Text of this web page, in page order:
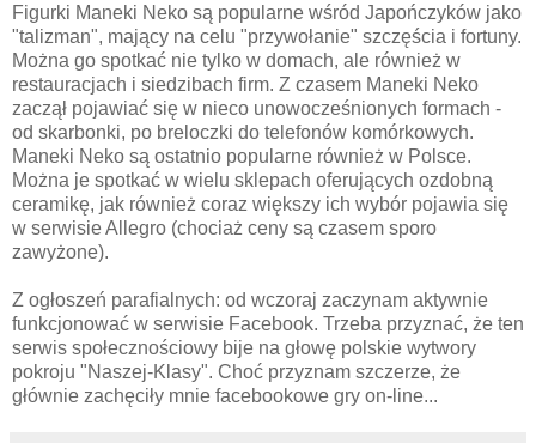
Figurki Maneki Neko są popularne wśród Japończyków jako
"talizman", mający na celu "przywołanie" szczęścia i fortuny.
Można go spotkać nie tylko w domach, ale również w
restauracjach i siedzibach firm. Z czasem Maneki Neko
zaczął pojawiać się w nieco unowocześnionych formach -
od skarbonki, po breloczki do telefonów komórkowych.
Maneki Neko są ostatnio popularne również w Polsce.
Można je spotkać w wielu sklepach oferujących ozdobną
ceramikę, jak również coraz większy ich wybór pojawia się
w serwisie Allegro (chociaż ceny są czasem sporo
zawyżone).
Z ogłoszeń parafialnych: od wczoraj zaczynam aktywnie
funkcjonować w serwisie Facebook. Trzeba przyznać, że ten
serwis społecznościowy bije na głowę polskie wytwory
pokroju "Naszej-Klasy". Choć przyznam szczerze, że
głównie zachęciły mnie facebookowe gry on-line...